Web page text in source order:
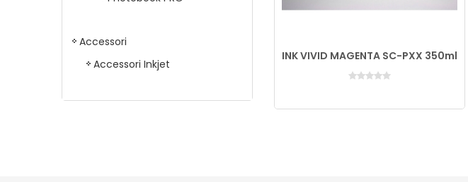
Accessori
Accessori Inkjet
D800
INK VIVID MAGENTA SC-PXX 350ml